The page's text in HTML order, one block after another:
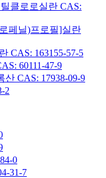
클로로실란 CAS:
페닐)프로필]실란
CAS: 163155-57-5
60111-47-9
CAS: 17938-09-9
2
0
31-7